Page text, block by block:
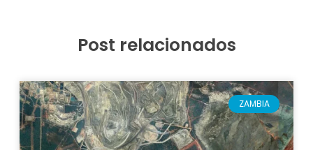
Post relacionados
ZAMBIA